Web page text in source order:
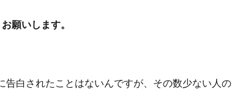
願いします。
白されたことはないんですが、その数少ない人の